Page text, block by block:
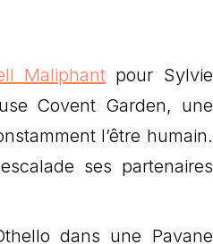
Maliphant pour Sylvie
Covent Garden, une
l’être humain.
ses partenaires
dans une Pavane